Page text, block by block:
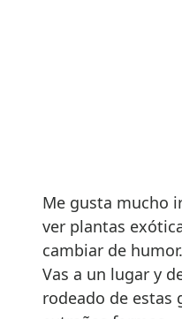
Me gusta mucho
ver plantas
cambiar de
Vas a un lugar y
rodeado de estas